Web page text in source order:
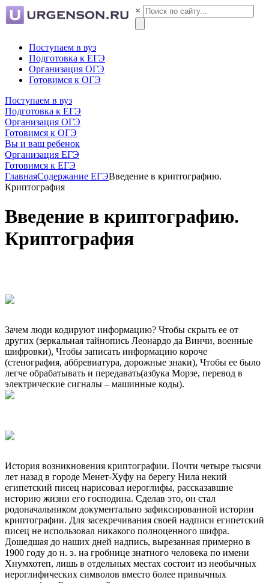
×
Поступаем в вуз
Подготовка к ЕГЭ
Организация ОГЭ
Готовимся к ОГЭ
Поступаем в вуз
Подготовка к ЕГЭ
Организация ОГЭ
Готовимся к ОГЭ
Вы и ваш ребенок
Организация ЕГЭ
Готовимся к ЕГЭ
ГлавнаяСодержание ЕГЭВведение в криптографию.
Криптография
Введение в криптографию.
Криптография
Зачем люди кодируют информацию? Чтобы скрыть ее от
других (зеркальная тайнопись Леонардо да Винчи, военные
шифровки), Чтобы записать информацию короче
(стенография, аббревиатура, дорожные знаки), Чтобы ее было
легче обрабатывать и передавать(азбука Морзе, перевод в
электрические сигналы – машинные коды).
История возникновения криптографии. Почти четыре тысячи
лет назад в городе Менет-Хуфу на берегу Нила некий
египетский писец нарисовал иероглифы, рассказавшие
историю жизни его господина. Сделав это, он стал
родоначальником документально зафиксированной истории
криптографии. Для засекречивания своей надписи египетский
писец не использовал никакого полноценного шифра.
Дошедшая до наших дней надпись, вырезанная примерно в
1900 году до н. э. на гробнице знатного человека по имени
Хнумхотеп, лишь в отдельных местах состоит из необычных
иероглифических символов вместо более привычных